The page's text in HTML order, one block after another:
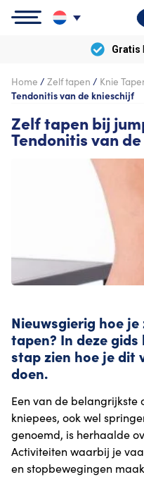
Gratis
Home / Zelf tapen / Knie
Tendonitis van de knieschijf
Zelf tapen bij
Tendonitis van
Nieuwsgierig hoe
tapen? In deze
stap zien hoe je dit
doen.
Een van de
kniepees, ook wel
genoemd, is herhaalde
Activiteiten waarbij je
en stopbewegingen